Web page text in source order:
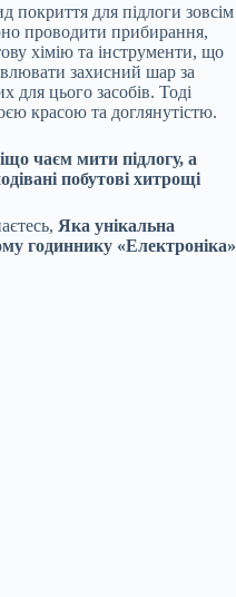
покриття для підлоги зовсім
проводити прибирання,
хімію та інструменти, що
захисний шар за
для цього засобів. Тоді
красою та доглянутістю.
чаєм мити підлогу, а
побутові хитрощі
Яка унікальна
годиннику «Електроніка»